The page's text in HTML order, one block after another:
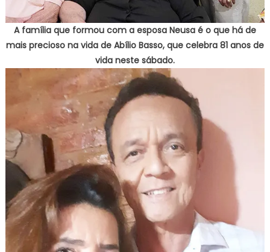
A família que formou com a esposa Neusa é o que há de
mais precioso na vida de Abílio Basso, que celebra 81 anos de
vida neste sábado.